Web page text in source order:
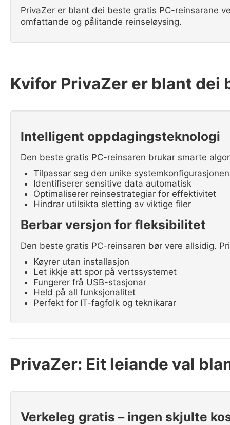
PrivaZer er blant dei beste gratis PC-reinsarane
omfattande og pålitande reinseløysing.
Kvifor PrivaZer er blant
Intelligent oppdagingsteknologi
Den beste gratis PC-reinsaren brukar smarte
Tilpassar seg den unike
Identifiserer sensitive data automatisk
Optimaliserer reinsestrategiar for effektivitet
Hindrar utilsikta sletting av viktige filer
Berbar versjon for fleksibilitet
Den beste gratis PC-reinsaren bør vere allsidig.
Køyrer utan installasjon
Let ikkje att spor på vertssystemet
Fungerer frå USB-stasjonar
Held på all funksjonalitet
Perfekt for IT-fagfolk og teknikarar
PrivaZer: Eit leiande val
Verkeleg gratis – ingen skjulte